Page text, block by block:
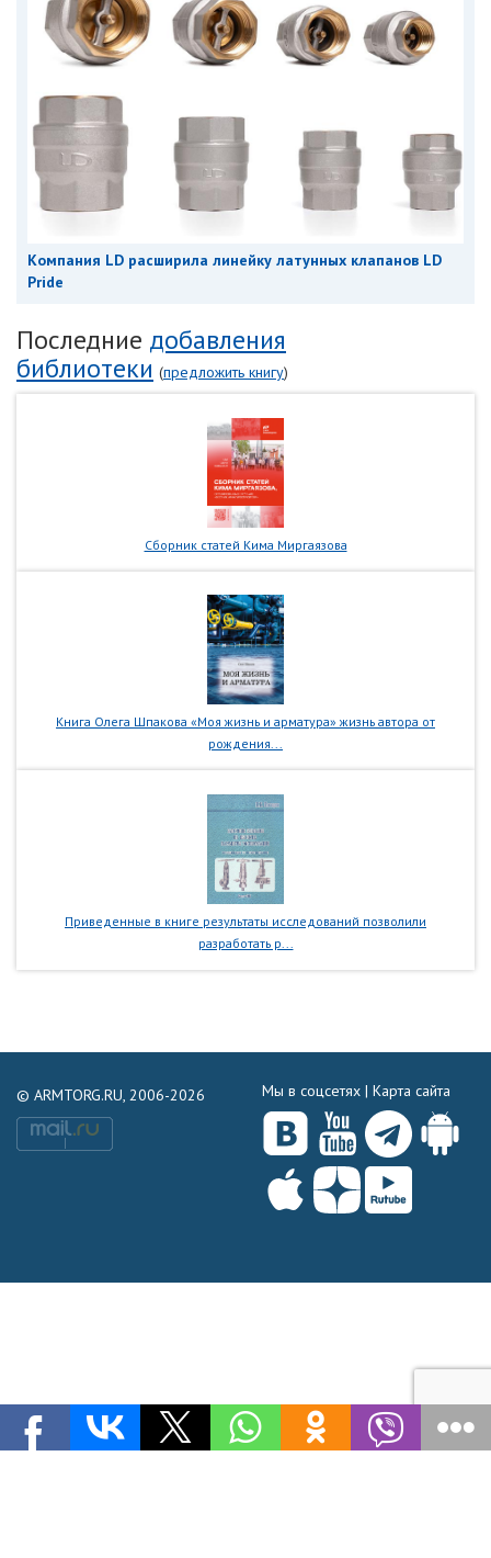
Компания LD расширила линейку латунных клапанов LD
Pride
Последние добавления
библиотеки (предложить книгу)
Сборник статей Кима Миргаязова
Книга Олега Шпакова «Моя жизнь и арматура» жизнь автора от
рождения...
Приведенные в книге результаты исследований позволили
разработать р...
© ARMTORG.RU, 2006-2026 Мы в соцсетях | Карта сайта